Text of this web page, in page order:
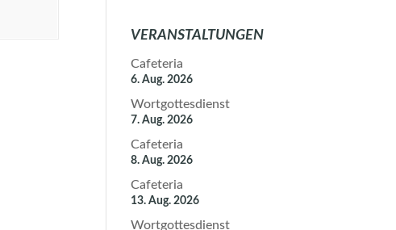
VERANSTALTUNGEN
Cafeteria
6. Aug. 2026
Wortgottesdienst
7. Aug. 2026
Cafeteria
8. Aug. 2026
Cafeteria
13. Aug. 2026
Wortgottesdienst